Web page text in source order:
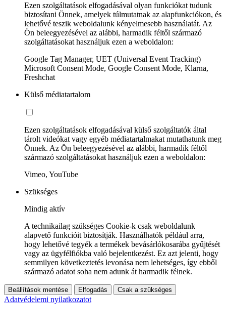
Ezen szolgáltatások elfogadásával olyan funkciókat tudunk
biztosítani Önnek, amelyek túlmutatnak az alapfunkciókon, és
lehetővé teszik weboldalunk kényelmesebb használatát. Az
Ön beleegyezésével az alábbi, harmadik féltől származó
szolgáltatásokat használjuk ezen a weboldalon:
Google Tag Manager, UET (Universal Event Tracking)
Microsoft Consent Mode, Google Consent Mode, Klarna,
Freshchat
Külső médiatartalom
Ezen szolgáltatások elfogadásával külső szolgáltatók által
tárolt videókat vagy egyéb médiatartalmakat mutathatunk meg
Önnek. Az Ön beleegyezésével az alábbi, harmadik féltől
származó szolgáltatásokat használjuk ezen a weboldalon:
Vimeo, YouTube
Szükséges
Mindig aktív
A technikailag szükséges Cookie-k csak weboldalunk
alapvető funkcióit biztosítják. Használhatók például arra,
hogy lehetővé tegyék a termékek bevásárlókosarába gyűjtését
vagy az ügyfélfiókba való bejelentkezést. Ez azt jelenti, hogy
semmilyen következtetés levonása nem lehetséges, így ebből
származó adatot soha nem adunk át harmadik félnek.
Beállítások mentése Elfogadás Csak a szükséges
Adatvédelemi nyilatkozatot